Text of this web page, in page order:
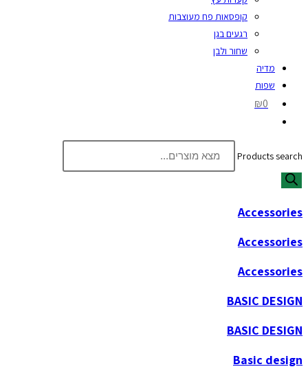
קופסאות פח מעוצבות
רגעים בגן
שחור ולבן
מדיה
שפות
₪0
Products search
Accessories
Accessories
Accessories
BASIC DESIGN
BASIC DESIGN
Basic design